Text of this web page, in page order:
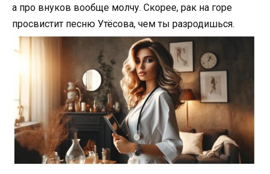
а про внуков вообще молчу. Скорее, рак на горе
просвистит песню Утёсова, чем ты разродишься.